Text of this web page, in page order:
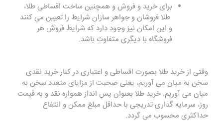
برای خرید و فروش و همچنین ساخت اقساطی طلا،
طلا فروشان و جواهر سازان شرایط را تعیین می کنند
و این امکان نیز وجود دارد که شرایط فروش هر
فروشگاه با دیگری متفاوت باشد.
وقتی از خرید طلا بصورت اقساطی و اعتباری در کنار خرید نقدی
سخن به میان می آوریم، یعنی صحبت از مزایای متعدد سخن به
میان می آوریم. خرید طلا بعنوان پس انداز همواره نقد و به قیمت
روز، سرمایه گذاری تدریجی با حداقل مبلغ ممکن و انتفاع
حداکثری محسوب می گردد.